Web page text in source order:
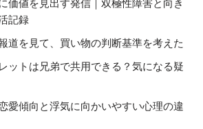
価値を見出す発信｜双極性障害と向き
記録
道を見て、買い物の判断基準を考えた
ットは兄弟で共用できる？気になる疑
愛傾向と浮気に向かいやすい心理の違